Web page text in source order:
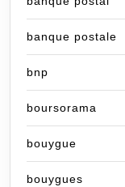
banque postale
bnp
boursorama
bouygue
bouygues